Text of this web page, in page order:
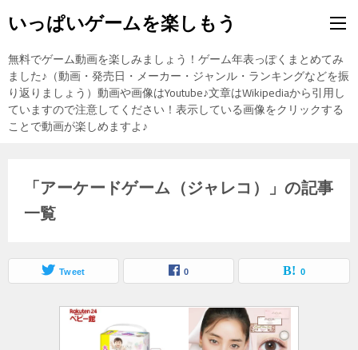
いっぱいゲームを楽しもう
無料でゲーム動画を楽しみましょう！ゲーム年表っぽくまとめてみ
ました♪（動画・発売日・メーカー・ジャンル・ランキングなどを振
り返りましょう）動画や画像はYoutube♪文章はWikipediaから引用し
ていますので注意してください！表示している画像をクリックする
ことで動画が楽しめますよ♪
「アーケードゲーム（ジャレコ）」の記事
一覧
Tweet 0 0